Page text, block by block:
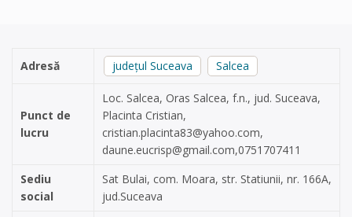
Adresă județul Suceava Salcea
Punct de
lucru
Loc. Salcea, Oras Salcea, f.n., jud. Suceava,
Placinta Cristian,
cristian.placinta83@yahoo.com,
daune.eucrisp@gmail.com,0751707411
Sediu
social
Sat Bulai, com. Moara, str. Statiunii, nr. 166A,
jud.Suceava